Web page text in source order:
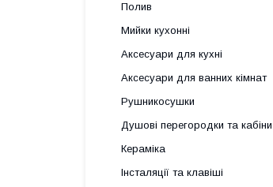
Полив
Мийки кухонні
Аксесуари для кухні
Аксесуари для ванних кімнат
Рушникосушки
Душові перегородки та кабіни
Кераміка
Інсталяції та клавіші